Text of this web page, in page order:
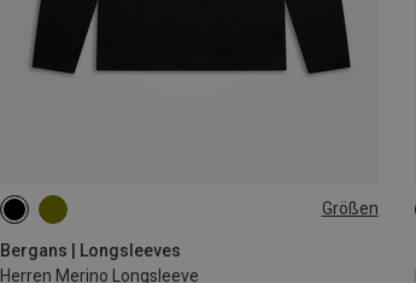
Größen
Bergans | Longsleeves
Herren Merino Longsleeve
M L